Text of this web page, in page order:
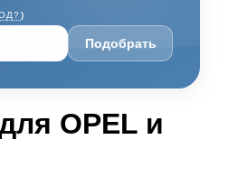
)
Подобрать
OPEL и